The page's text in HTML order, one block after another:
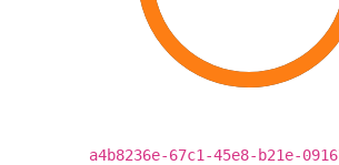
a4b8236e-67c1-45e8-b21e-